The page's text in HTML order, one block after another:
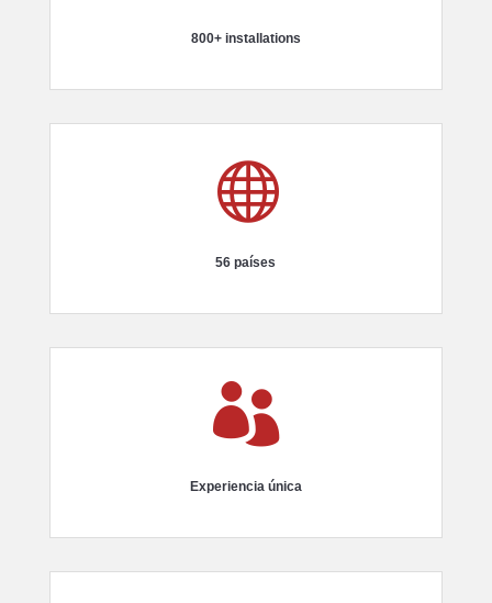
800+ installations

56 países

Experiencia única